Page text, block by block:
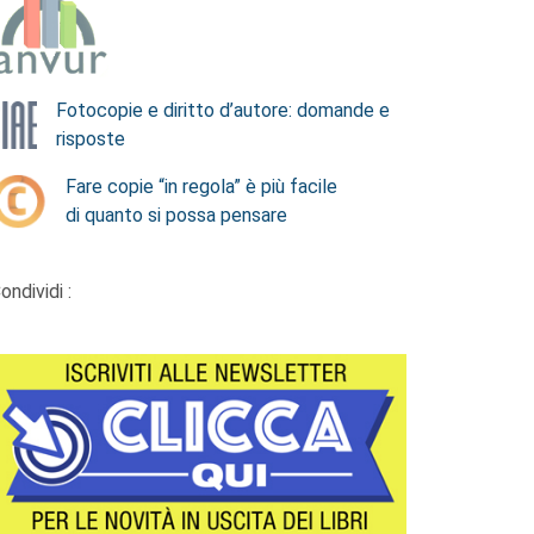
Fotocopie e diritto d’autore: domande e
risposte
Fare copie “in regola” è più facile
di quanto si possa pensare
: